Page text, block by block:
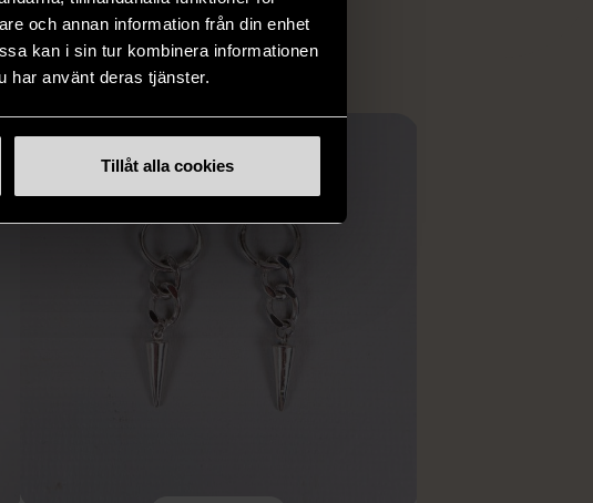
och annan information från din enhet
kan i sin tur kombinera informationen
har använt deras tjänster.
Tillåt alla cookies